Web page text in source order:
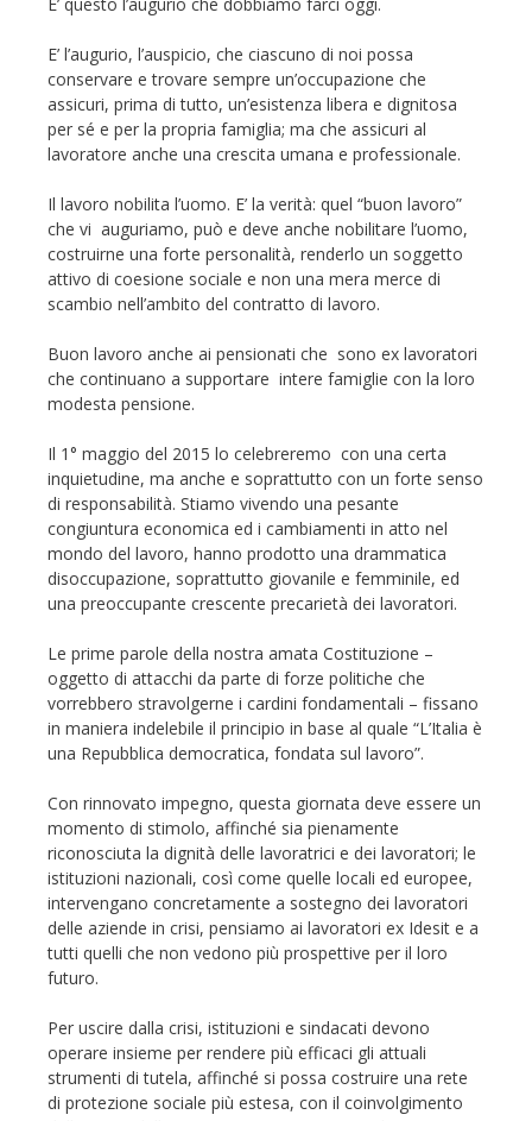
E’ l’augurio, l’auspicio, che ciascuno di noi possa
conservare e trovare sempre un’occupazione che
assicuri, prima di tutto, un’esistenza libera e dignitosa
per sé e per la propria famiglia; ma che assicuri al
lavoratore anche una crescita umana e professionale.
Il lavoro nobilita l’uomo. E’ la verità: quel “buon lavoro”
che vi auguriamo, può e deve anche nobilitare l’uomo,
costruirne una forte personalità, renderlo un soggetto
attivo di coesione sociale e non una mera merce di
scambio nell’ambito del contratto di lavoro.
Buon lavoro anche ai pensionati che sono ex lavoratori
che continuano a supportare intere famiglie con la loro
modesta pensione.
Il 1° maggio del 2015 lo celebreremo con una certa
inquietudine, ma anche e soprattutto con un forte senso
di responsabilità. Stiamo vivendo una pesante
congiuntura economica ed i cambiamenti in atto nel
mondo del lavoro, hanno prodotto una drammatica
disoccupazione, soprattutto giovanile e femminile, ed
una preoccupante crescente precarietà dei lavoratori.
Le prime parole della nostra amata Costituzione –
oggetto di attacchi da parte di forze politiche che
vorrebbero stravolgerne i cardini fondamentali – fissano
in maniera indelebile il principio in base al quale “L’Italia è
una Repubblica democratica, fondata sul lavoro”.
Con rinnovato impegno, questa giornata deve essere un
momento di stimolo, affinché sia pienamente
riconosciuta la dignità delle lavoratrici e dei lavoratori; le
istituzioni nazionali, così come quelle locali ed europee,
intervengano concretamente a sostegno dei lavoratori
delle aziende in crisi, pensiamo ai lavoratori ex Idesit e a
tutti quelli che non vedono più prospettive per il loro
futuro.
Per uscire dalla crisi, istituzioni e sindacati devono
operare insieme per rendere più efficaci gli attuali
strumenti di tutela, affinché si possa costruire una rete
di protezione sociale più estesa, con il coinvolgimento